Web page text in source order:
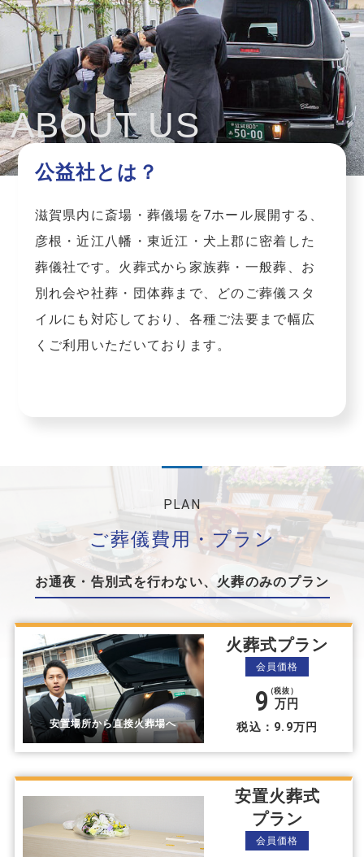
ABOUT US
公益社とは？
滋賀県内に斎場・葬儀場を7ホール展開する、
彦根・近江八幡・東近江・犬上郡に密着した
葬儀社です。火葬式から家族葬・一般葬、お
別れ会や社葬・団体葬まで、どのご葬儀スタ
イルにも対応しており、各種ご法要まで幅広
くご利用いただいております。
PLAN
ご葬儀費⽤・プラン
お通夜・告別式を⾏わない、⽕葬のみのプラン
安置場所から直接火葬場へ
火葬式プラン
会員価格
9 （税抜）
万円
税込：9.9万円
安置火葬式
プラン
会員価格